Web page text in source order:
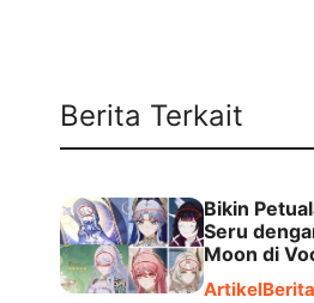
Berita Terkait
Bikin
Seru
Moon di
ArtikelBerita